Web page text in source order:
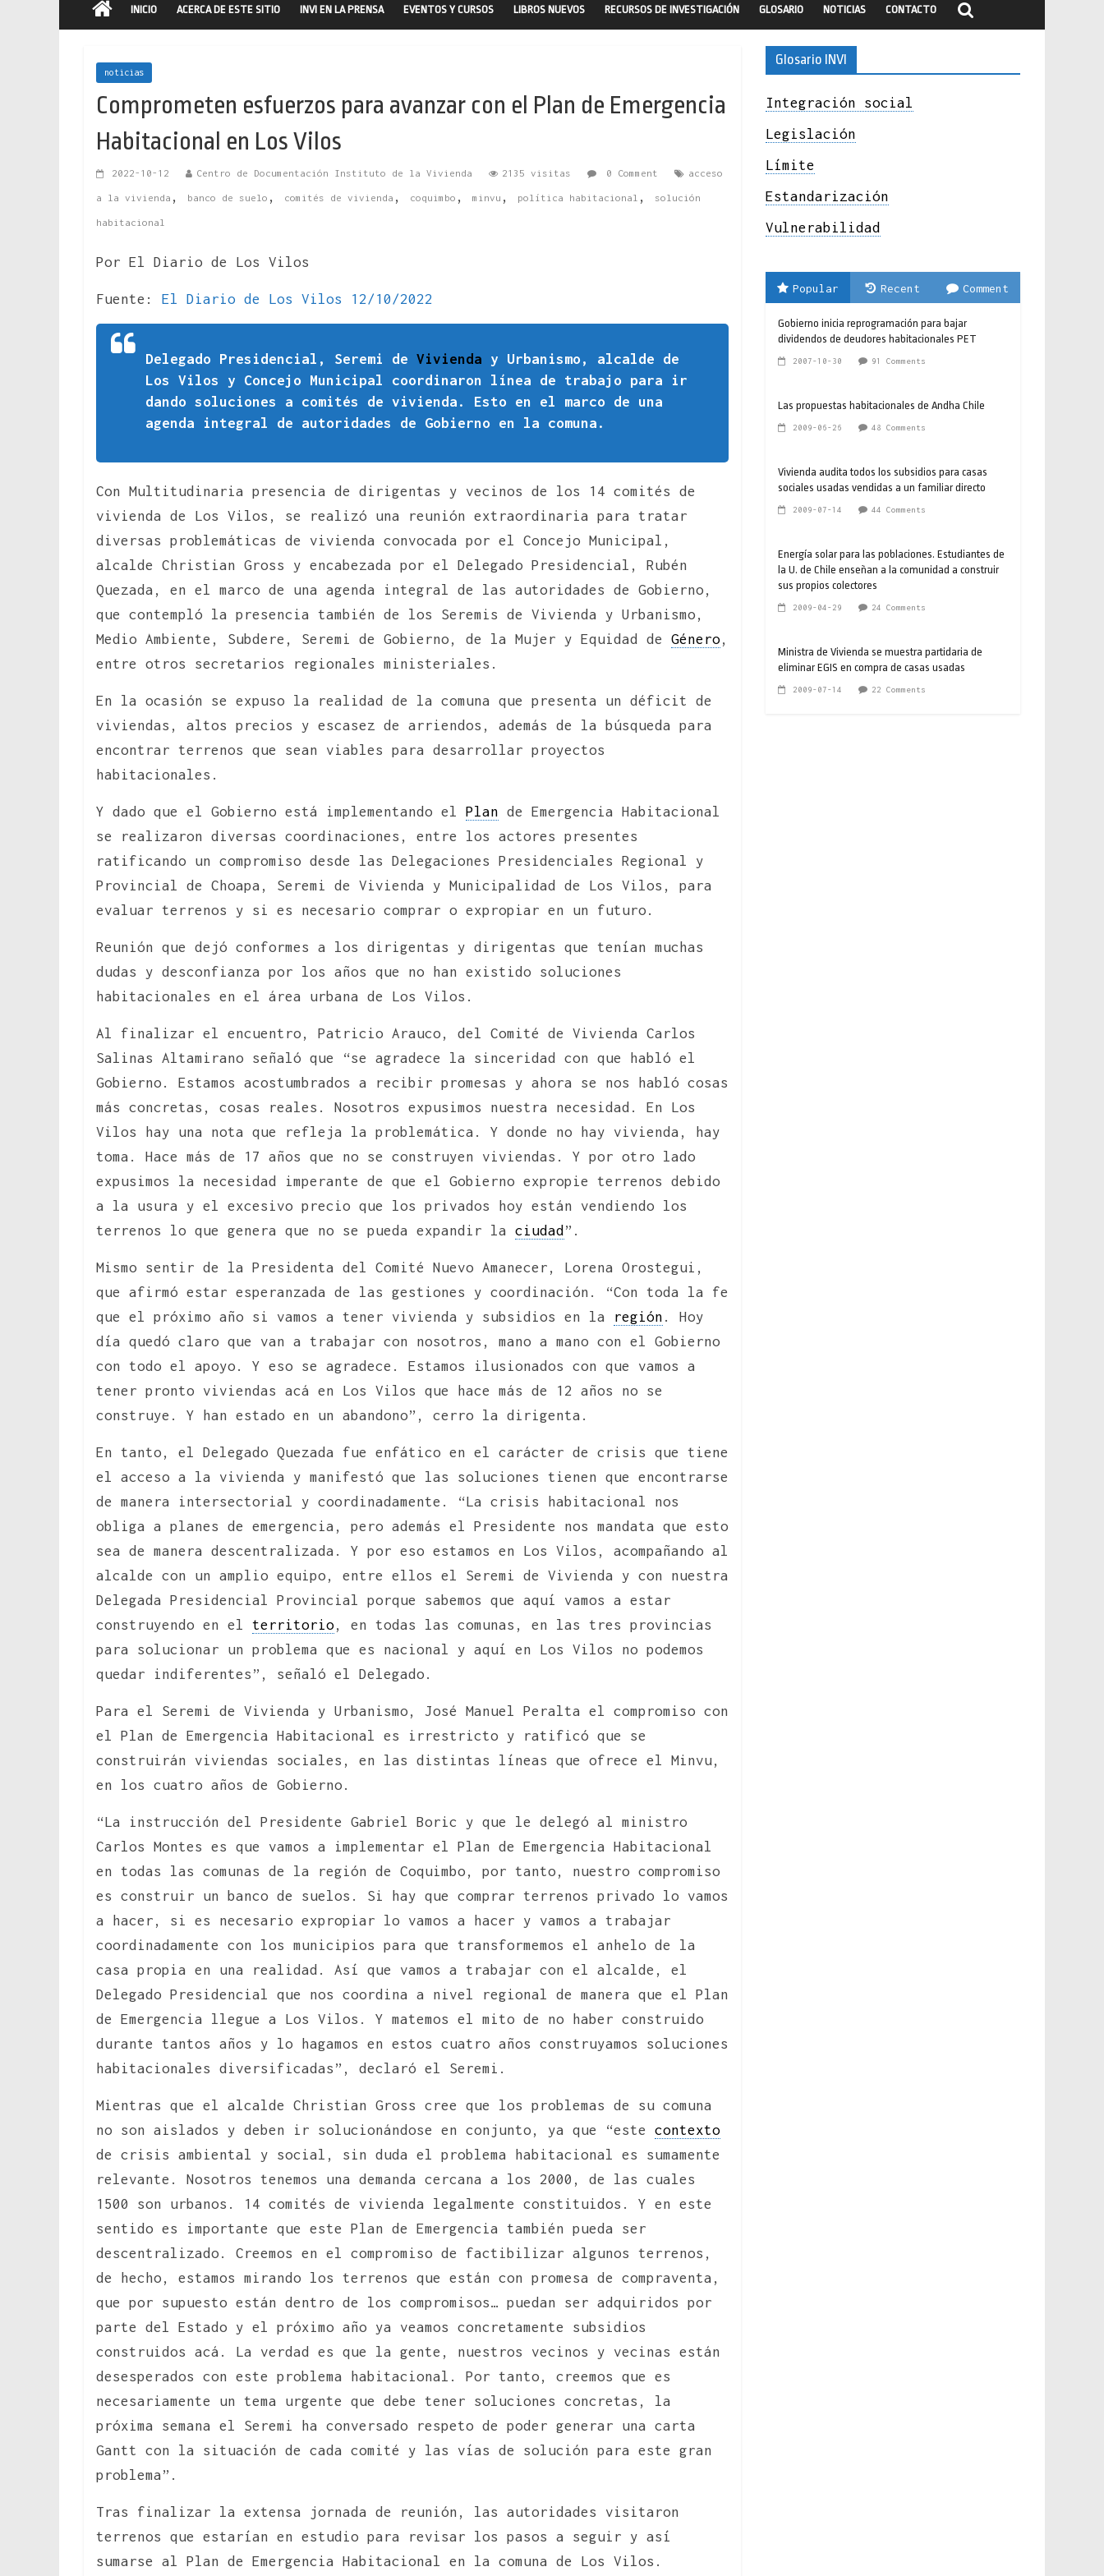
INICIO ACERCA DE ESTE SITIO INVI EN LA PRENSA EVENTOS Y CURSOS LIBROS NUEVOS RECURSOS DE INVESTIGACIÓN GLOSARIO NOTICIAS CONTACTO
noticias
Comprometen esfuerzos para avanzar con el Plan de Emergencia
Habitacional en Los Vilos
2022-10-12 Centro de Documentación Instituto de la Vivienda 2135 visitas 0 Comment acceso
a la vivienda , banco de suelo , comités de vivienda , coquimbo , minvu , política habitacional , solución
habitacional
Por El Diario de Los Vilos
Fuente: El Diario de Los Vilos 12/10/2022
Delegado Presidencial, Seremi de Vivienda y Urbanismo, alcalde de
Los Vilos y Concejo Municipal coordinaron línea de trabajo para ir
dando soluciones a comités de vivienda. Esto en el marco de una
agenda integral de autoridades de Gobierno en la comuna.
Con Multitudinaria presencia de dirigentas y vecinos de los 14 comités de
vivienda de Los Vilos, se realizó una reunión extraordinaria para tratar
diversas problemáticas de vivienda convocada por el Concejo Municipal,
alcalde Christian Gross y encabezada por el Delegado Presidencial, Rubén
Quezada, en el marco de una agenda integral de las autoridades de Gobierno,
que contempló la presencia también de los Seremis de Vivienda y Urbanismo,
Medio Ambiente, Subdere, Seremi de Gobierno, de la Mujer y Equidad de Género,
entre otros secretarios regionales ministeriales.
En la ocasión se expuso la realidad de la comuna que presenta un déficit de
viviendas, altos precios y escasez de arriendos, además de la búsqueda para
encontrar terrenos que sean viables para desarrollar proyectos
habitacionales.
Y dado que el Gobierno está implementando el Plan de Emergencia Habitacional
se realizaron diversas coordinaciones, entre los actores presentes
ratificando un compromiso desde las Delegaciones Presidenciales Regional y
Provincial de Choapa, Seremi de Vivienda y Municipalidad de Los Vilos, para
evaluar terrenos y si es necesario comprar o expropiar en un futuro.
Reunión que dejó conformes a los dirigentas y dirigentas que tenían muchas
dudas y desconfianza por los años que no han existido soluciones
habitacionales en el área urbana de Los Vilos.
Al finalizar el encuentro, Patricio Arauco, del Comité de Vivienda Carlos
Salinas Altamirano señaló que “se agradece la sinceridad con que habló el
Gobierno. Estamos acostumbrados a recibir promesas y ahora se nos habló cosas
más concretas, cosas reales. Nosotros expusimos nuestra necesidad. En Los
Vilos hay una nota que refleja la problemática. Y donde no hay vivienda, hay
toma. Hace más de 17 años que no se construyen viviendas. Y por otro lado
expusimos la necesidad imperante de que el Gobierno expropie terrenos debido
a la usura y el excesivo precio que los privados hoy están vendiendo los
terrenos lo que genera que no se pueda expandir la ciudad”.
Mismo sentir de la Presidenta del Comité Nuevo Amanecer, Lorena Orostegui,
que afirmó estar esperanzada de las gestiones y coordinación. “Con toda la fe
que el próximo año si vamos a tener vivienda y subsidios en la región . Hoy
día quedó claro que van a trabajar con nosotros, mano a mano con el Gobierno
con todo el apoyo. Y eso se agradece. Estamos ilusionados con que vamos a
tener pronto viviendas acá en Los Vilos que hace más de 12 años no se
construye. Y han estado en un abandono”, cerro la dirigenta.
En tanto, el Delegado Quezada fue enfático en el carácter de crisis que tiene
el acceso a la vivienda y manifestó que las soluciones tienen que encontrarse
de manera intersectorial y coordinadamente. “La crisis habitacional nos
obliga a planes de emergencia, pero además el Presidente nos mandata que esto
sea de manera descentralizada. Y por eso estamos en Los Vilos, acompañando al
alcalde con un amplio equipo, entre ellos el Seremi de Vivienda y con nuestra
Delegada Presidencial Provincial porque sabemos que aquí vamos a estar
construyendo en el territorio, en todas las comunas, en las tres provincias
para solucionar un problema que es nacional y aquí en Los Vilos no podemos
quedar indiferentes”, señaló el Delegado.
Para el Seremi de Vivienda y Urbanismo, José Manuel Peralta el compromiso con
el Plan de Emergencia Habitacional es irrestricto y ratificó que se
construirán viviendas sociales, en las distintas líneas que ofrece el Minvu,
en los cuatro años de Gobierno.
“La instrucción del Presidente Gabriel Boric y que le delegó al ministro
Carlos Montes es que vamos a implementar el Plan de Emergencia Habitacional
en todas las comunas de la región de Coquimbo, por tanto, nuestro compromiso
es construir un banco de suelos. Si hay que comprar terrenos privado lo vamos
a hacer, si es necesario expropiar lo vamos a hacer y vamos a trabajar
coordinadamente con los municipios para que transformemos el anhelo de la
casa propia en una realidad. Así que vamos a trabajar con el alcalde, el
Delegado Presidencial que nos coordina a nivel regional de manera que el Plan
de Emergencia llegue a Los Vilos. Y matemos el mito de no haber construido
durante tantos años y lo hagamos en estos cuatro años construyamos soluciones
habitacionales diversificadas”, declaró el Seremi.
Mientras que el alcalde Christian Gross cree que los problemas de su comuna
no son aislados y deben ir solucionándose en conjunto, ya que “este contexto
de crisis ambiental y social, sin duda el problema habitacional es sumamente
relevante. Nosotros tenemos una demanda cercana a los 2000, de las cuales
1500 son urbanos. 14 comités de vivienda legalmente constituidos. Y en este
sentido es importante que este Plan de Emergencia también pueda ser
descentralizado. Creemos en el compromiso de factibilizar algunos terrenos,
de hecho, estamos mirando los terrenos que están con promesa de compraventa,
que por supuesto están dentro de los compromisos… puedan ser adquiridos por
parte del Estado y el próximo año ya veamos concretamente subsidios
construidos acá. La verdad es que la gente, nuestros vecinos y vecinas están
desesperados con este problema habitacional. Por tanto, creemos que es
necesariamente un tema urgente que debe tener soluciones concretas, la
próxima semana el Seremi ha conversado respeto de poder generar una carta
Gantt con la situación de cada comité y las vías de solución para este gran
problema”.
Tras finalizar la extensa jornada de reunión, las autoridades visitaron
terrenos que estarían en estudio para revisar los pasos a seguir y así
sumarse al Plan de Emergencia Habitacional en la comuna de Los Vilos.
Glosario INVI
Integración social
Legislación
Límite
Estandarización
Vulnerabilidad
Popular Recent Comment
Gobierno inicia reprogramación para bajar
dividendos de deudores habitacionales PET
2007-10-30 91 Comments
Las propuestas habitacionales de Andha Chile
2009-06-26 48 Comments
Vivienda audita todos los subsidios para casas
sociales usadas vendidas a un familiar directo
2009-07-14 44 Comments
Energía solar para las poblaciones. Estudiantes de
la U. de Chile enseñan a la comunidad a construir
sus propios colectores
2009-04-29 24 Comments
Ministra de Vivienda se muestra partidaria de
eliminar EGIS en compra de casas usadas
2009-07-14 22 Comments